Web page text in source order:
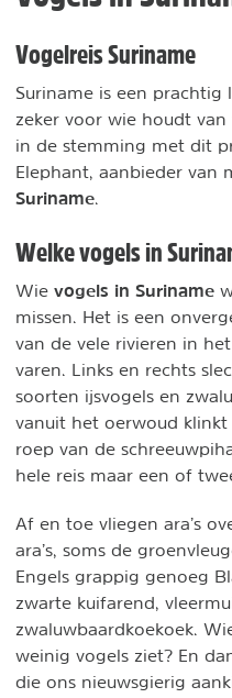
Vogelreis Suriname
Suriname is een prachtig
zeker voor wie houdt
in de stemming met dit
Elephant, aanbieder van
Suriname
Welke vogels in
Wie vogels in Suriname
missen. Het is een
van de vele rivieren in
varen. Links en rechts
soorten ijsvogels en
vanuit het oerwoud
roep van de
hele reis maar een of
Af en toe vliegen ara’s
ara’s, soms de
Engels grappig genoeg
zwarte kuifarend,
zwaluwbaardkoekoek.
weinig vogels ziet? En
die ons nieuwsgierig